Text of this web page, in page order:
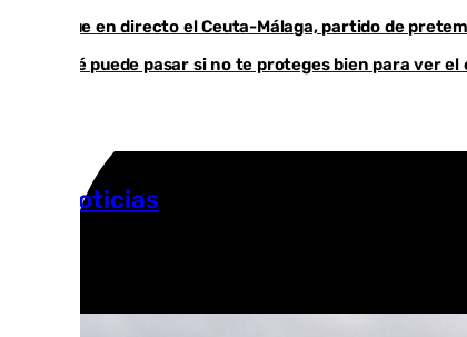
Sigue en directo el Ceuta-Málaga, partido de
¿Qué puede pasar si no te proteges bien para ver
Más noticias